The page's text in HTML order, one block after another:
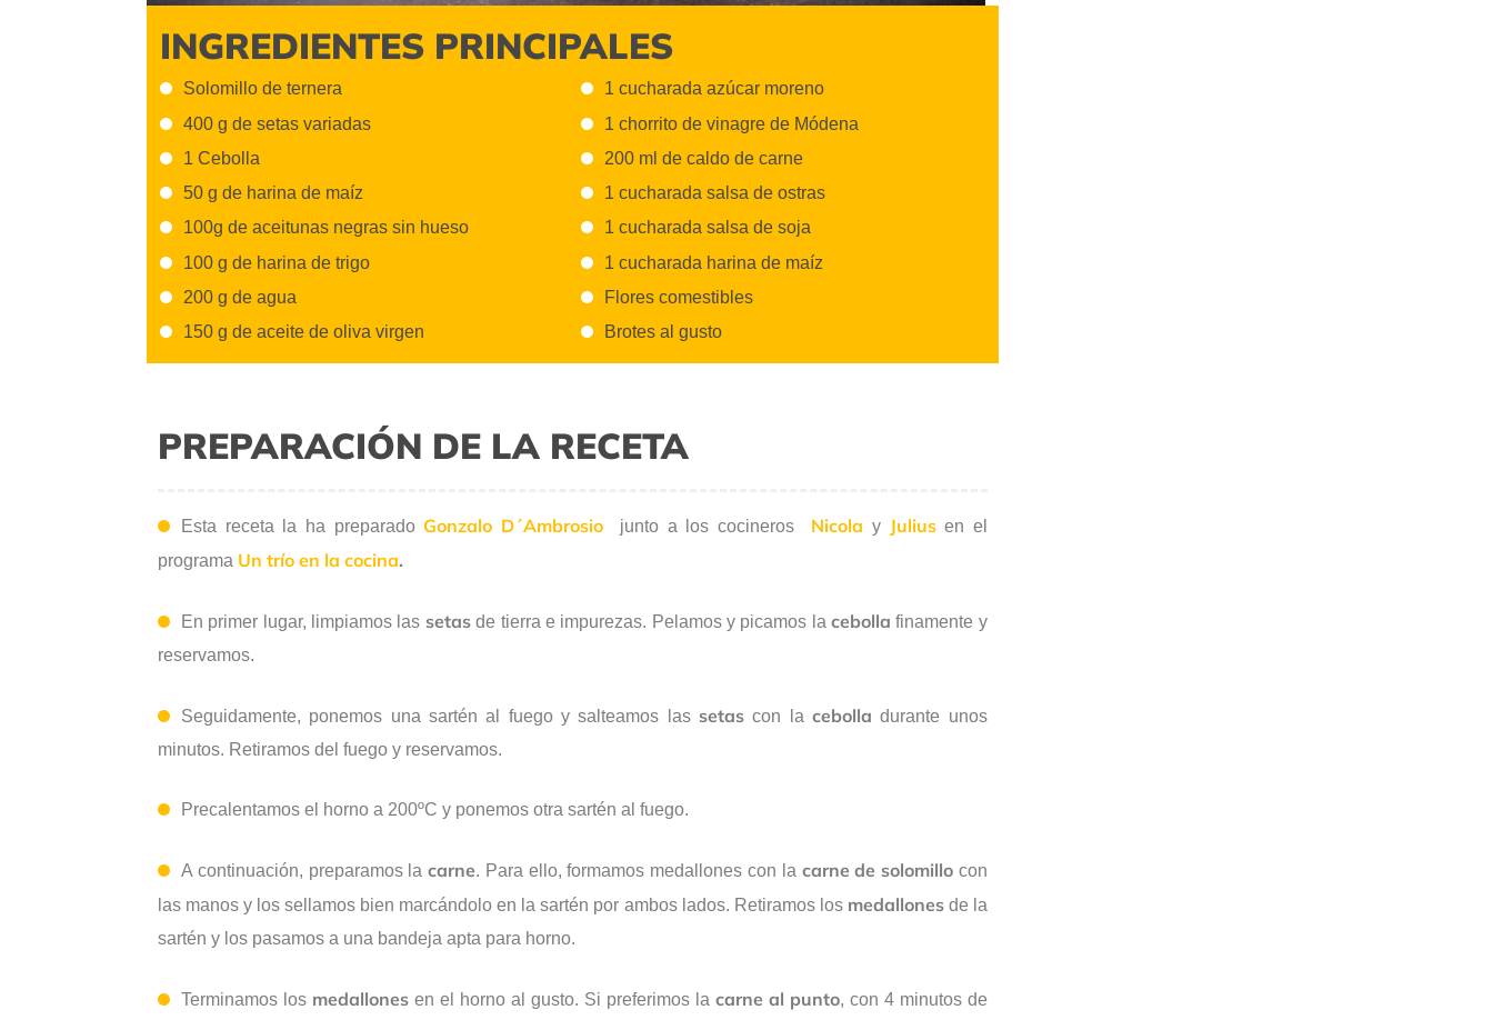
INGREDIENTES PRINCIPALES
Solomillo de ternera
400 g de setas variadas
1 Cebolla
50 g de harina de maíz
100g de aceitunas negras sin hueso
100 g de harina de trigo
200 g de agua
150 g de aceite de oliva virgen
1 cucharada azúcar moreno
1 chorrito de vinagre de Módena
200 ml de caldo de carne
1 cucharada salsa de ostras
1 cucharada salsa de soja
1 cucharada harina de maíz
Flores comestibles
Brotes al gusto
PREPARACIÓN DE LA RECETA
Esta receta la ha preparadoGonzalo D´Ambrosiojunto a los cocineros Nicola y Julius en el
programa Un trío en la cocina.
En primer lugar, limpiamos las setasde tierra e impurezas. Pelamos y picamos lacebolla finamente y
reservamos.
Seguidamente, ponemos una sartén al fuego y salteamos las setas con lacebolla durante unos
minutos. Retiramos del fuego y reservamos.
Precalentamos el horno a 200ºC y ponemos otra sartén al fuego.
A continuación, preparamos lacarne. Para ello, formamos medallones con la carne de solomillo con
las manos y los sellamos bien marcándolo en la sartén por ambos lados. Retiramos los medallonesde la
sartén y los pasamos a una bandeja apta para horno.
Terminamos los medallonesen el horno al gusto. Si preferimos la carne al punto, con 4 minutos de